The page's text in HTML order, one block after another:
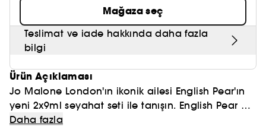
Işıltı Veren Bakım
GISOU
KAYALI
LE MONDE GOURMANDMağaza seç
Teslimat ve iade hakkında daha fazla
bilgi
Ürün Açıklaması
Jo Malone London'ın ikonik ailesi English Pear'ın
yeni 2x9ml seyahat seti ile tanışın. English Pear &
Freesia ve English Pear & Sweet Pea meyve ve
Daha fazla